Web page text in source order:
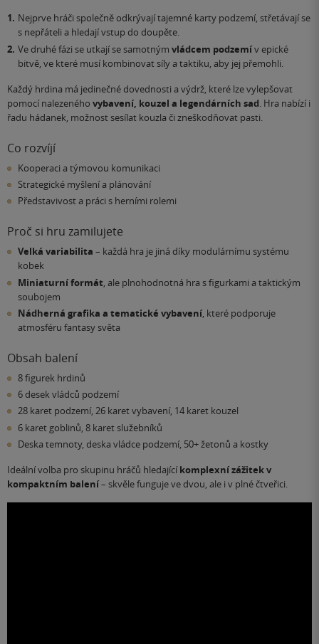
Nejprve hráči společně odkrývají tajemné karty podzemí, střetávají se
s nepřáteli a hledají vstup do doupěte.
Ve druhé fázi se utkají se samotným vládcem podzemív epické
bitvě, ve které musí kombinovat síly a taktiku, aby jej přemohli.
Každý hrdina má jedinečné dovednosti a výdrž, které lze vylepšovat
pomocí nalezeného vybavení, kouzel a legendárních sad. Hra nabízí i
řadu hádanek, možnost sesílat kouzla či zneškodňovat pasti.
Co rozvíjí
Kooperaci a týmovou komunikaci
Strategické myšlení a plánování
Představivost a práci s herními rolemi
Proč si hru zamilujete
Velká variabilita – každá hra je jiná díky modulárnímu systému
kobek
Miniaturní formát, ale plnohodnotná hra s figurkami a taktickým
soubojem
Nádherná grafika a tematické vybavení, které podporuje
atmosféru fantasy světa
Obsah balení
8 figurek hrdinů
6 desek vládců podzemí
28 karet podzemí, 26 karet vybavení, 14 karet kouzel
6 karet goblinů, 8 karet služebníků
Deska temnoty, deska vládce podzemí, 50+ žetonů a kostky
Ideální volba pro skupinu hráčů hledajícíkomplexní zážitek v
kompaktním balení– skvěle funguje ve dvou, ale i v plné čtveřici.